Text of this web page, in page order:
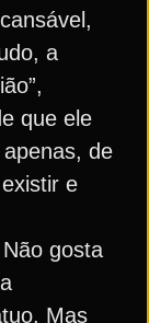
a
que ele
de
e
gosta
Mas